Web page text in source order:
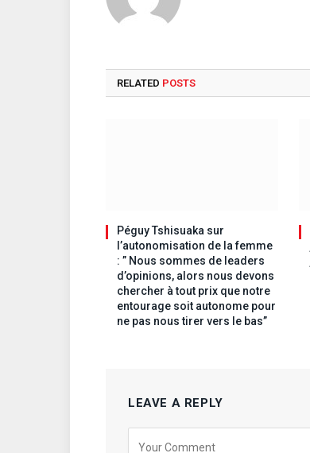
RELATED POSTS
Péguy Tshisuaka sur
l’autonomisation de la femme
: ” Nous sommes de leaders
d’opinions, alors nous devons
chercher à tout prix que notre
entourage soit autonome pour
ne pas nous tirer vers le bas”
LEAVE A REPLY